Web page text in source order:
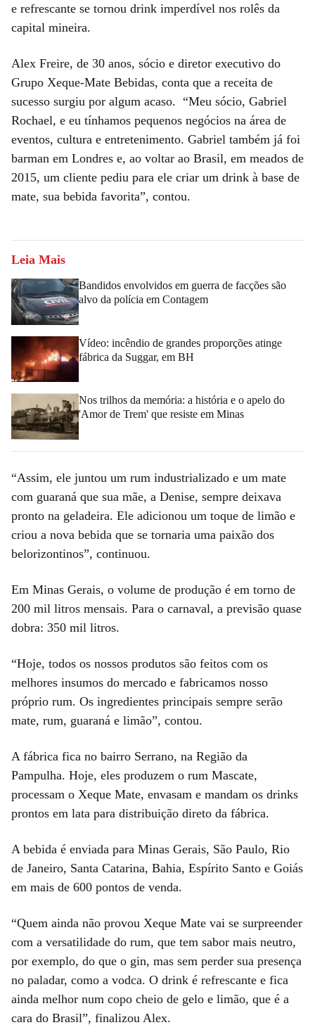
e refrescante se tornou drink imperdível nos rolês da
capital mineira.
Alex Freire, de 30 anos, sócio e diretor executivo do
Grupo Xeque-Mate Bebidas, conta que a receita de
sucesso surgiu por algum acaso. “Meu sócio, Gabriel
Rochael, e eu tínhamos pequenos negócios na área de
eventos, cultura e entretenimento. Gabriel também já foi
barman em Londres e, ao voltar ao Brasil, em meados de
2015, um cliente pediu para ele criar um drink à base de
mate, sua bebida favorita”, contou.
Leia Mais
Bandidos envolvidos em guerra de facções são
alvo da polícia em Contagem
Vídeo: incêndio de grandes proporções atinge
fábrica da Suggar, em BH
Nos trilhos da memória: a história e o apelo do
'Amor de Trem' que resiste em Minas
“Assim, ele juntou um rum industrializado e um mate
com guaraná que sua mãe, a Denise, sempre deixava
pronto na geladeira. Ele adicionou um toque de limão e
criou a nova bebida que se tornaria uma paixão dos
belorizontinos”, continuou.
Em Minas Gerais, o volume de produção é em torno de
200 mil litros mensais. Para o carnaval, a previsão quase
dobra: 350 mil litros.
“Hoje, todos os nossos produtos são feitos com os
melhores insumos do mercado e fabricamos nosso
próprio rum. Os ingredientes principais sempre serão
mate, rum, guaraná e limão”, contou.
A fábrica fica no bairro Serrano, na Região da
Pampulha. Hoje, eles produzem o rum Mascate,
processam o Xeque Mate, envasam e mandam os drinks
prontos em lata para distribuição direto da fábrica.
A bebida é enviada para Minas Gerais, São Paulo, Rio
de Janeiro, Santa Catarina, Bahia, Espírito Santo e Goiás
em mais de 600 pontos de venda.
“Quem ainda não provou Xeque Mate vai se surpreender
com a versatilidade do rum, que tem sabor mais neutro,
por exemplo, do que o gin, mas sem perder sua presença
no paladar, como a vodca. O drink é refrescante e fica
ainda melhor num copo cheio de gelo e limão, que é a
cara do Brasil”, finalizou Alex.